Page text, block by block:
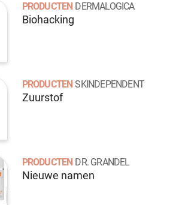
PRODUCTEN DERMALOGICA
Biohacking
PRODUCTEN SKINDEPENDENT
Zuurstof
PRODUCTEN DR. GRANDEL
Nieuwe namen